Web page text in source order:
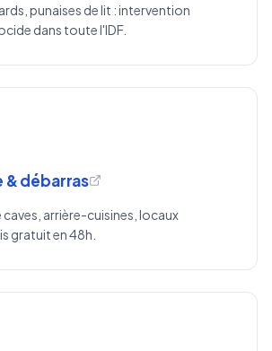
punaises de lit : intervention
dans toute l'IDF.
& débarras
arrière-cuisines, locaux
gratuit en 48h.